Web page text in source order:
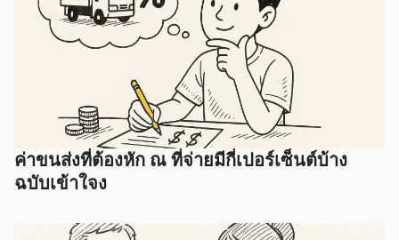
ค่าขนส่งที่ต้องหัก ณ ที่จ่ายมีกี่เปอร์เซ็นต์บ้าง
ฉบับเข้าใจง